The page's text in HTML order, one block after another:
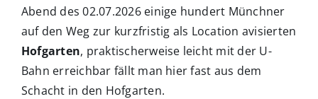
Abend des 02.07.2026 einige hundert Münchner
auf den Weg zur kurzfristig als Location avisierten
Hofgarten, praktischerweise leicht mit der U-
Bahn erreichbar fällt man hier fast aus dem
Schacht in den Hofgarten.